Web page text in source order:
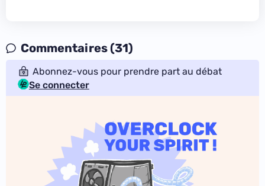
Commentaires (31)
Abonnez-vous pour prendre part au débat
Se connecter